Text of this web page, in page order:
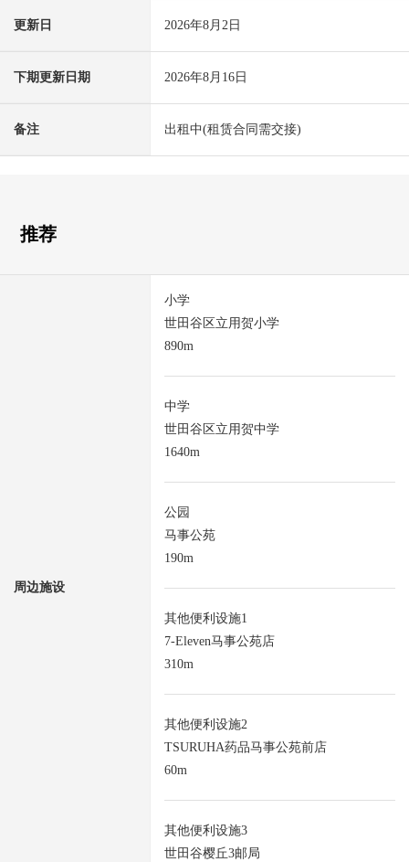
更新日 2026年8月2日
下期更新日期 2026年8月16日
备注 出租中(租赁合同需交接)
推荐
周边施设
小学
世田谷区立用贺小学
890m
中学
世田谷区立用贺中学
1640m
公园
马事公苑
190m
其他便利设施1
7-Eleven马事公苑店
310m
其他便利设施2
TSURUHA药品马事公苑前店
60m
其他便利设施3
世田谷樱丘3邮局